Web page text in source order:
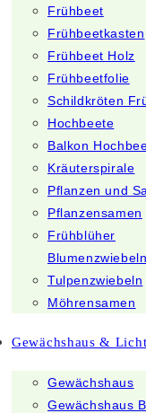
Frühbeet
Frühbeetkasten
Frühbeet Holz
Frühbeetfolie
Schildkröten
Hochbeete
Balkon
Kräuterspirale
Pflanzen und
Pflanzensamen
Frühblüher
Blumenzwiebeln
Tulpenzwiebeln
Möhrensamen
Gewächshaus & Licht
Gewächshaus
Gewächshaus